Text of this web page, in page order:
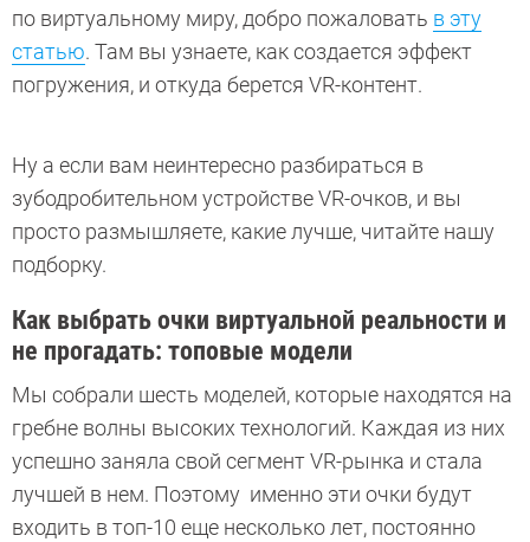
по виртуальному миру, добро пожаловать в эту
статью. Там вы узнаете, как создается эффект
погружения, и откуда берется VR-контент.
Ну а если вам неинтересно разбираться в
зубодробительном устройстве VR-очков, и вы
просто размышляете, какие лучше, читайте нашу
подборку.
Как выбрать очки виртуальной реальности и
не прогадать: топовые модели
Мы собрали шесть моделей, которые находятся на
гребне волны высоких технологий. Каждая из них
успешно заняла свой сегмент VR-рынка и стала
лучшей в нем. Поэтому именно эти очки будут
входить в топ-10 еще несколько лет, постоянно